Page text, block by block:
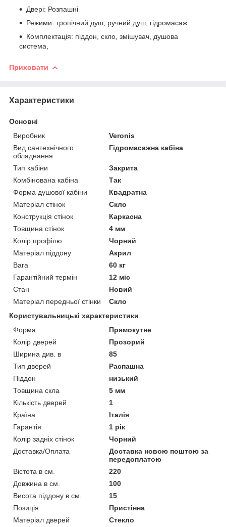
Двері: Розпашні
Режими: тропічний душ, ручний душ, гідромасаж
Комплектація: піддон, скло, змішувач, душова
система,
Приховати
Характеристики
Основні
Виробник
Veronis
Вид сантехнічного
обладнання
Гідромасажна кабіна
Тип кабіни
Закрита
Комбінована кабіна
Так
Форма душової кабіни
Квадратна
Матеріал стінок
Скло
Конструкція стінок
Каркасна
Товщина стінок
4 мм
Колір профілю
Чорний
Матеріал піддону
Акрил
Вага
60 кг
Гарантійний термін
12 міс
Стан
Новий
Матеріал передньої стінки
Скло
Користувальницькі характеристики
Форма
Прямокутне
Колір дверей
Прозорий
Ширина див. в
85
Тип дверей
Распашна
Піддон
низький
Товщина скла
5 мм
Кількість дверей
1
Країна
Італія
Гарантія
1 рік
Колір задніх стінок
Чорний
Доставка/Оплата
Доставка новою поштою за
передоплатою
Вістота в см.
220
Довжина в см.
100
Висота піддону в см.
15
Позиція
Пристінна
Матеріал дверей
Стекло